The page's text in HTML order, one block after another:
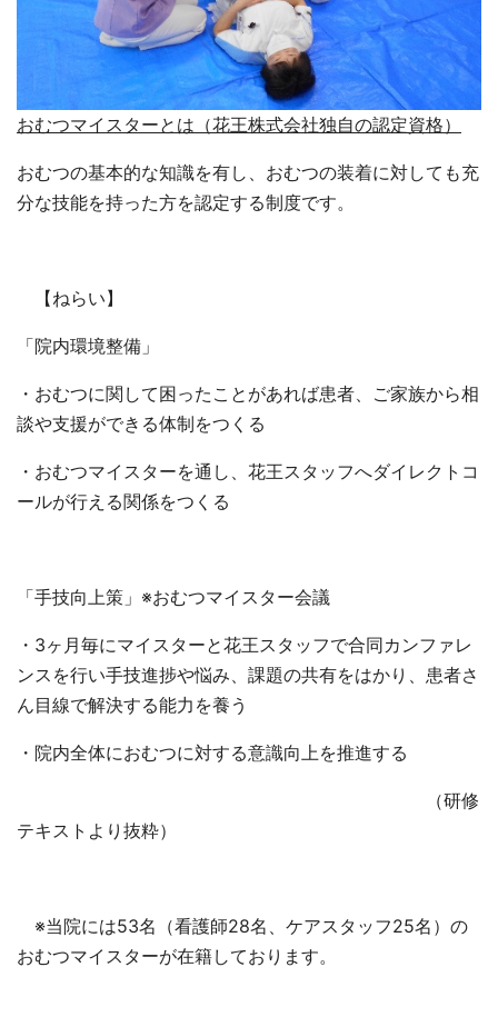
おむつマイスターとは（花王株式会社独自の認定資格）
おむつの基本的な知識を有し、おむつの装着に対しても充
分な技能を持った方を認定する制度です。
【ねらい】
「院内環境整備」
・おむつに関して困ったことがあれば患者、ご家族から相
談や支援ができる体制をつくる
・おむつマイスターを通し、花王スタッフへダイレクトコ
ールが行える関係をつくる
「手技向上策」※おむつマイスター会議
・ 3ヶ月毎にマイスターと花王スタッフで合同カンファレ
ンスを行い手技進捗や悩み、課題の共有をはかり、患者さ
ん目線で解決する能力を養う
・院内全体におむつに対する意識向上を推進する
（研修
テキストより抜粋）
※当院には53名（看護師28名、ケアスタッフ25名）の
おむつマイスターが在籍しております。